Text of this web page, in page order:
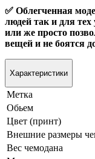
✅ Облегченная
людей так и для
или же просто
вещей и не боятся
Характеристики
Метка
Обьем
Цвет (принт)
Внешние размеры
Вес чемодана